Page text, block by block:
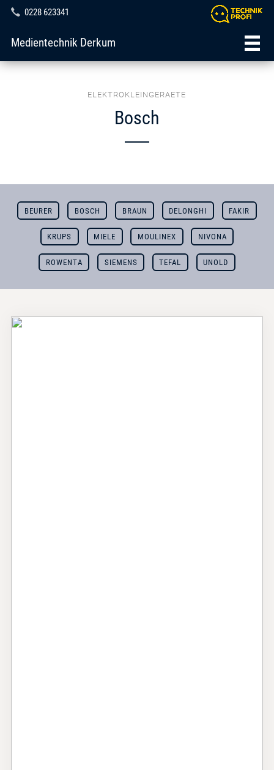
0228 623341
Medientechnik Derkum
ELEKTROKLEINGERAETE
Bosch
BEURER BOSCH BRAUN DELONGHI FAKIR
KRUPS MIELE MOULINEX NIVONA
ROWENTA SIEMENS TEFAL UNOLD